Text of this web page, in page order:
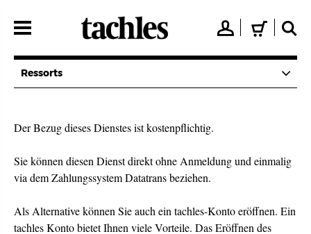
zum
👤 🛒 🔍
Ressorts
Der Bezug dieses Dienstes ist kostenpflichtig.
Sie können diesen Dienst direkt ohne Anmeldung und einmalig
via dem Zahlungssystem Datatrans beziehen.
Als Alternative können Sie auch ein tachles-Konto eröffnen. Ein
tachles Konto bietet Ihnen viele Vorteile. Das Eröffnen des